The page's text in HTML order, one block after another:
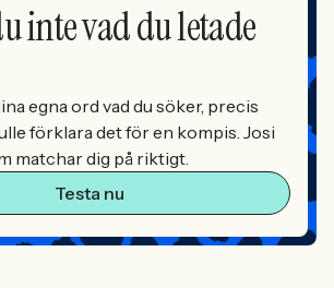
inte vad du letade
egna ord vad du söker, precis
förklara det för en kompis. Josi
matchar dig på riktigt.
Testa nu